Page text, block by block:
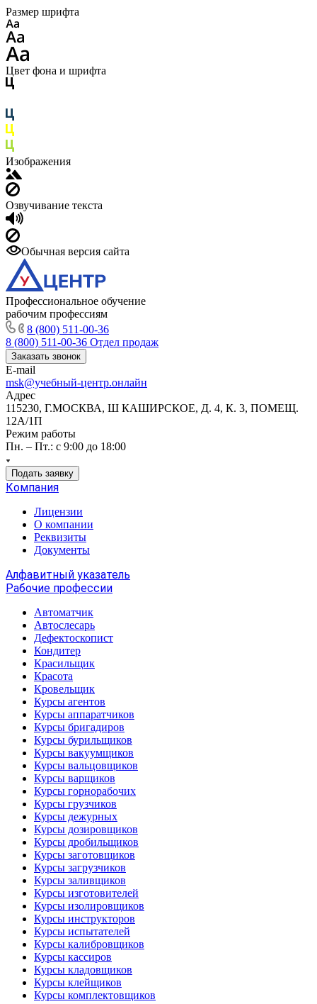
Размер шрифта
Цвет фона и шрифта
Изображения
Озвучивание текста
Обычная версия сайта
Профессиональное обучение
рабочим профессиям
8 (800) 511-00-36
8 (800) 511-00-36 Отдел продаж
Заказать звонок
E-mail
msk@учебный-центр.онлайн
Адрес
115230, Г.МОСКВА, Ш КАШИРСКОЕ, Д. 4, К. 3, ПОМЕЩ.
12А/1П
Режим работы
Пн. – Пт.: с 9:00 до 18:00
Подать заявку
Компания
Лицензии
О компании
Реквизиты
Документы
Алфавитный указатель
Рабочие профессии
Автоматчик
Автослесарь
Дефектоскопист
Кондитер
Красильщик
Красота
Кровельщик
Курсы агентов
Курсы аппаратчиков
Курсы бригадиров
Курсы бурильщиков
Курсы вакуумщиков
Курсы вальцовщиков
Курсы варщиков
Курсы горнорабочих
Курсы грузчиков
Курсы дежурных
Курсы дозировщиков
Курсы дробильщиков
Курсы заготовщиков
Курсы загрузчиков
Курсы заливщиков
Курсы изготовителей
Курсы изолировщиков
Курсы инструкторов
Курсы испытателей
Курсы калибровщиков
Курсы кассиров
Курсы кладовщиков
Курсы клейщиков
Курсы комплектовщиков